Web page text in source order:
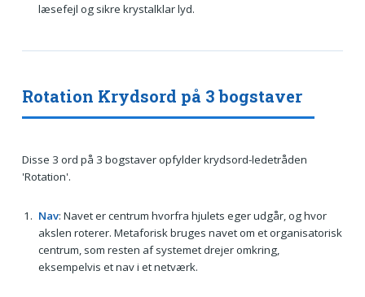
læsefejl og sikre krystalklar lyd.
Rotation Krydsord på 3 bogstaver
Disse 3 ord på 3 bogstaver opfylder krydsord-ledetråden
'Rotation'.
Nav: Navet er centrum hvorfra hjulets eger udgår, og hvor
akslen roterer. Metaforisk bruges navet om et organisatorisk
centrum, som resten af systemet drejer omkring,
eksempelvis et nav i et netværk.